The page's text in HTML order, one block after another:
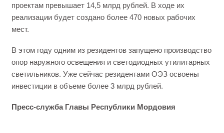
проектам превышает 14,5 млрд рублей. В ходе их
реализации будет создано более 470 новых рабочих
мест.
В этом году одним из резидентов запущено производство
опор наружного освещения и светодиодных утилитарных
светильников. Уже сейчас резидентами ОЭЗ освоены
инвестиции в объеме более 3 млрд рублей.
Пресс-служба Главы Республики Мордовия